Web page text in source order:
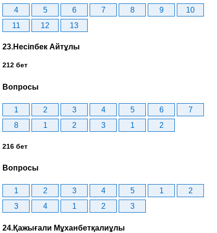
4 5 6 7 8 9
10
11
12 13
23.Несіпбек Айтұлы
212 бет
Вопросы
1 2 3 4 5 6
7
8
1 2 3 1 2
216 бет
Вопросы
1 2 3 4 5 1
2
3
4 1 2 3
24.Қажығали Мұханбетқалиұлы